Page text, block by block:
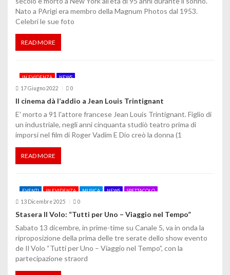
a
r
t
c
o
l
i
Nato a PArigi era membro della Magnum Photos dal 1953.
Celebri le sue foto
READ MORE
IN EVIDENZA NEWS
17 Giugno 2022 0
Il cinema dà l’addio a Jean Louis Trintignant
E' morto a 91 l'attore francese Jean Louis Trintignant. Figlio di
un industriale, negli anni cinquanta studiò teatro prima di
imporsi nel film di Roger Vadim E Dio creò la donna (1
READ MORE
EVENTI IN EVIDENZA MUSICA NEWS SPETTACOLO
13 Dicembre 2025 0
Stasera Il Volo: “Tutti per Uno – Viaggio nel Tempo”
Sabato 13 dicembre, in prime-time su Canale 5, va in onda la
riproposizione della prima delle tre serate dello show evento
de Il Volo “Tutti per Uno – Viaggio nel Tempo”, con la
partecipazione straord